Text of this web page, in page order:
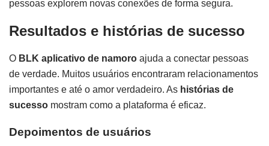
pessoas explorem novas conexões de forma segura.
Resultados e histórias de sucesso
O BLK aplicativo de namoro ajuda a conectar pessoas
de verdade. Muitos usuários encontraram relacionamentos
importantes e até o amor verdadeiro. As histórias de
sucesso mostram como a plataforma é eficaz.
Depoimentos de usuários